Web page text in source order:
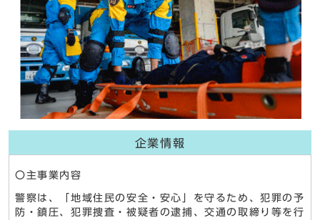
企業情報
〇主事業内容
警察は、「地域住民の安全・安心」を守るため、犯罪の予
防・鎮圧、犯罪捜査・被疑者の逮捕、交通の取締り等を行